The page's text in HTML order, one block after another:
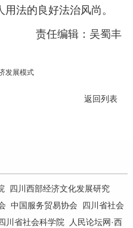
法的良好法治风尚。
责任编辑：吴蜀丰
发展模式
返回列表
四川西部经济文化发展研究
中国服务贸易协会
四川省社会
川省社会科学院
人民论坛网·西